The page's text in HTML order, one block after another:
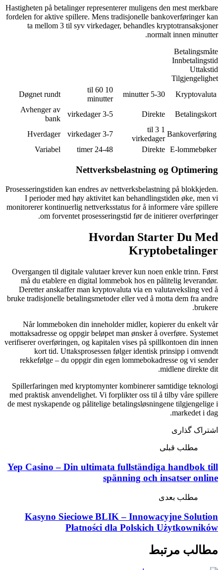
Hastigheten på
fordelen for aktive
ta mellom 3 til
Døgnet rundt
Avhenger av
bank
Hverdager
Variabel
Prosesseringstiden
I perioder med
monitorerer
om
Overgangen til
må du etablere
Deretter
bruke tradisjonelle
Når
mottaksadresse og
verifiserer
kort tid.
rekkefølge – du
Spillerfaringen
med praktisk
de mest nyskapende
Yep Casino –
Kasyno